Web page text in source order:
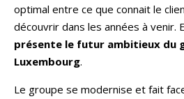
optimal entre ce que connait le
découvrir dans les années à venir.
présente le futur ambitieux du
Luxembourg.
Le groupe se modernise et fait